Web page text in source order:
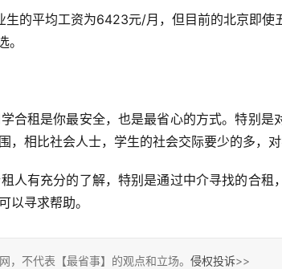
生的平均工资为6423元/月，但目前的北京即使
合租是你最安全，也是最省心的方式。特别是
相比社会人士，学生的社会交际要少的多，对
人有充分的了解，特别是通过中介寻找的合租
以寻求帮助。
，不代表【最省事】的观点和立场。 侵权投诉>>